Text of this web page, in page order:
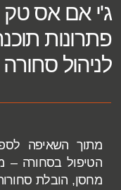
ג'י אם אס
פתרונות
לניהול
מתוך השאיפה
הטיפול בסחורה –
מחסן, הובלת